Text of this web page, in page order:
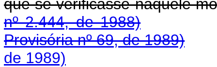
que se verificasse naquele
nº 2.444, de 1988)
Provisória nº 69, de 1989)
de 1989)